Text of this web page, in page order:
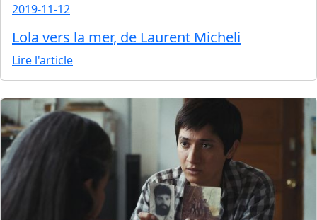
2019-11-12
Lola vers la mer, de Laurent Micheli
Lire l'article